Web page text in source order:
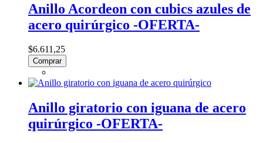
Anillo Acordeon con cubics azules de
acero quirúrgico -OFERTA-
$6.611,25
Comprar
Anillo giratorio con iguana de acero
quirúrgico -OFERTA-